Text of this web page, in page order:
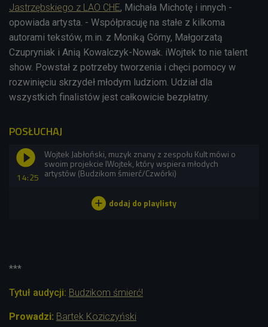
Jastrzębskiego z LAO CHE, Michała Michotę i innych -
opowiada artysta. - Współpracuję na stałe z kilkoma
autorami tekstów, m.in. z Moniką Górny, Małgorzatą
Czupryniak i Anią Kowalczyk-Nowak. iWojtek to nie talent
show. Powstał z potrzeby tworzenia i chęci pomocy w
rozwinięciu skrzydeł młodym ludziom. Udział dla
wszystkich finalistów jest całkowicie bezpłatny.
POSŁUCHAJ
14:25
Wojtek Jabłoński, muzyk znany z zespołu Kult mówi o
swoim projekcie IWojtek, który wspiera młodych
artystów (Budzikom śmierć/Czwórki)
***
Tytuł audycji: Budzikom śmierć!
Prowadzi: Bartek Koziczyński